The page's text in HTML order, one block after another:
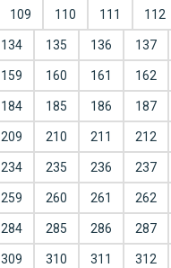
109 110 111 112
134 135 136 137
159 160 161 162
184 185 186 187
209 210 211 212
234 235 236 237
259 260 261 262
284 285 286 287
309 310 311 312